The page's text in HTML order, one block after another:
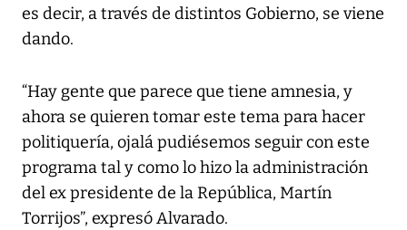
es decir, a través de distintos Gobierno, se viene
dando.
“Hay gente que parece que tiene amnesia, y
ahora se quieren tomar este tema para hacer
politiquería, ojalá pudiésemos seguir con este
programa tal y como lo hizo la administración
del ex presidente de la República, Martín
Torrijos”, expresó Alvarado.